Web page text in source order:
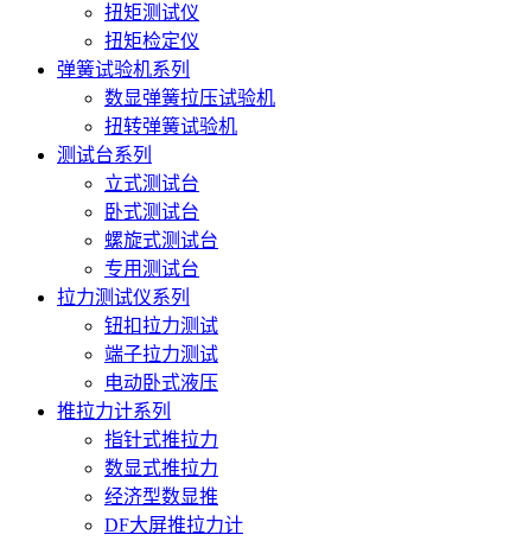
扭矩测试仪
扭矩检定仪
弹簧试验机系列
数显弹簧拉压试验机
扭转弹簧试验机
测试台系列
立式测试台
卧式测试台
螺旋式测试台
专用测试台
拉力测试仪系列
钮扣拉力测试
端子拉力测试
电动卧式液压
推拉力计系列
指针式推拉力
数显式推拉力
经济型数显推
DF大屏推拉力计